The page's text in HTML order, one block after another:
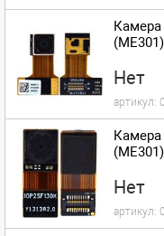
Камера
Нет
артикул:
Камера
Нет
артикул: